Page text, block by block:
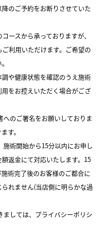
のご予約をお断りさせていた
ースから承っておりますが、
利用いただけます。ご希望の
や健康状態を確認のうえ施術
をお控えいただく場合がござ
のご署名をお願いしておりま
す。
術開始から15分以内にお申し
返金にて対応いたします。15
術完了後のお客様のご都合に
れません(当店側に明らかな過
しては、プライバシーポリシ